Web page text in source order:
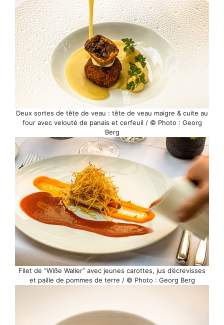
Deux sortes de tête de veau : tête de veau maigre & cuite au
four avec velouté de panais et cerfeuil / © Photo : Georg
Berg
Filet de “Wiße Waller” avec jeunes carottes, jus d’écrevisses
et paille de pommes de terre / © Photo : Georg Berg